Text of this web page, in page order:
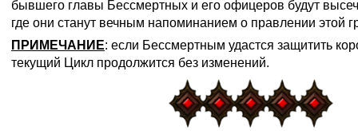
бывшего главы Бессмертных и его офицеров будут
где они станут вечным напоминанием о правлении этой
ПРИМЕЧАНИЕ: если Бессмертным удастся защитить
текущий Цикл продолжится без изменений.